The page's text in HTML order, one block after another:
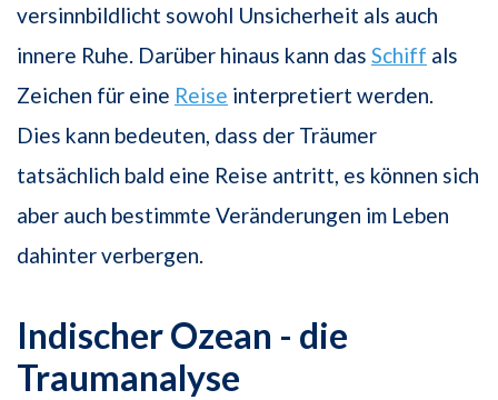
versinnbildlicht sowohl Unsicherheit als auch
innere Ruhe. Darüber hinaus kann das Schiff als
Zeichen für eine Reise interpretiert werden.
Dies kann bedeuten, dass der Träumer
tatsächlich bald eine Reise antritt, es können sich
aber auch bestimmte Veränderungen im Leben
dahinter verbergen.
Indischer Ozean - die
Traumanalyse